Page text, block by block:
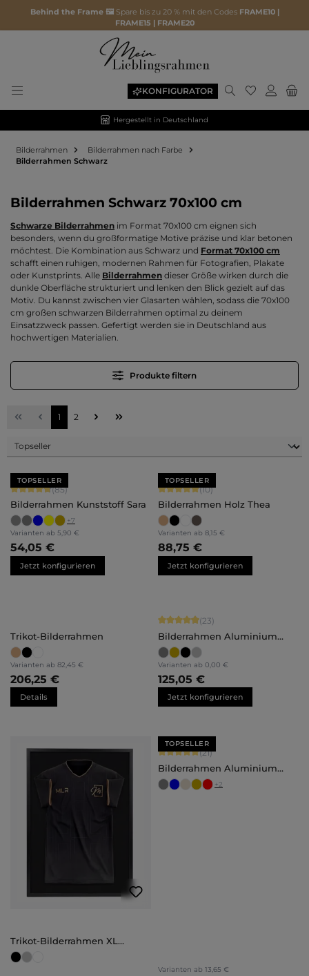
Behind the Frame 🖼️ Spare bis zu 20 % mit den Codes FRAME10 |
FRAME15 | FRAME20
KONFIGURATOR Du hast 0
Hergestellt in Deutschland
Bilderrahmen
Bilderrahmen nach Farbe
Bilderrahmen Schwarz
Bilderrahmen Schwarz 70x100 cm
Schwarze Bilderrahmen im Format 70x100 cm eignen sich
besonders, wenn du großformatige Motive präzise und klar betonen
möchtest. Die Kombination aus Schwarz und Format 70x100 cm
schafft einen ruhigen, modernen Rahmen für Fotografien, Plakate
oder Kunstprints. Alle Bilderrahmen dieser Größe wirken durch die
dunkle Oberfläche strukturiert und lenken den Blick gezielt auf das
Motiv. Du kannst zwischen vier Glasarten wählen, sodass die 70x100
cm großen schwarzen Bilderrahmen optimal zu deinem
Einsatzzweck passen. Gefertigt werden sie in Deutschland aus
hochwertigen Materialien.
Produkte filtern
Seite
1 Seite
2
TOPSELLER
Durchschnittliche Bewertung von 4.71 von 5 Sternen
(85)
Bilderrahmen Kunststoff Sara
+7
Varianten ab 5,90 €
54,05 €
Jetzt konfigurieren
TOPSELLER
Durchschnittliche Bewertung von 5
(10)
Bilderrahmen Holz Thea
Varianten ab 8,15 €
88,75 €
Jetzt konfigurieren
Trikot-Bilderrahmen
Varianten ab 82,45 €
206,25 €
Details
Durchschnittliche Bewertung von
(23)
Bilderrahmen Aluminium
Noah
Varianten ab 0,00 €
125,05 €
Jetzt konfigurieren
Trikot-Bilderrahmen XL
(70x100)
TOPSELLER
Durchschnittliche Bewertung von 5
(21)
Bilderrahmen Aluminium
Mika
+2
Varianten ab 13,65 €